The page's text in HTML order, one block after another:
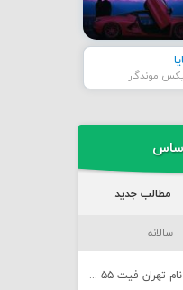
موندگار
مطالب جدید
سالانه
دانلود آهنگ دیجی باربد به نام تهران فیت ۵۵ (پادکست)